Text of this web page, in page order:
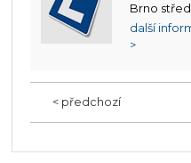
Brno střed
další
>
< předchozí